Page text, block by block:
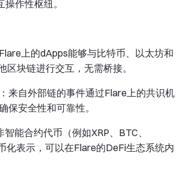
作性枢纽。
上的dApps能够与比特币、以太坊和
区块链进行交互，无需桥接。
来自外部链的事件通过Flare上的共识机
保安全性和可靠性。
能合约代币（例如XRP、BTC、
化表示，可以在Flare的DeFi生态系统内